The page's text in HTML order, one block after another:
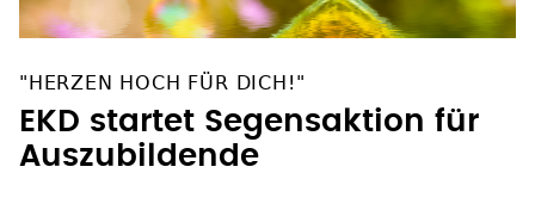
"HERZEN HOCH FÜR DICH!"
EKD startet Segensaktion für
Auszubildende